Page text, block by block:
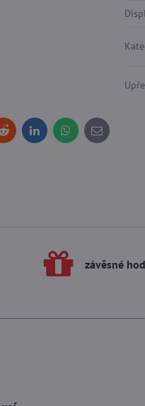
RedditLinkedInWhatsApp
E-
mail
závěsné